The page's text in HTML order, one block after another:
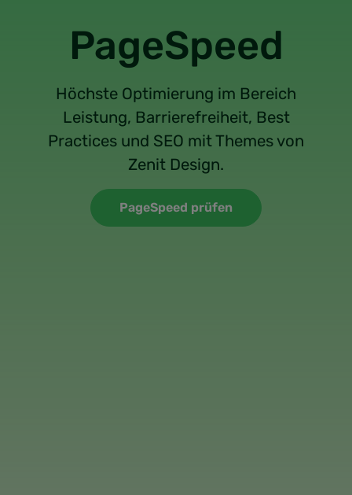
PageSpeed
Höchste Optimierung im Bereich
Leistung, Barrierefreiheit, Best
Practices und SEO mit Themes von
Zenit Design.
PageSpeed prüfen